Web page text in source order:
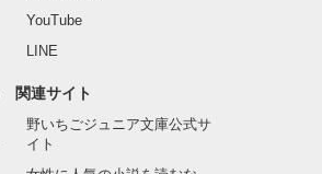
YouTube
LINE
関連サイト
野いちごジュニア文庫公式サ
イト